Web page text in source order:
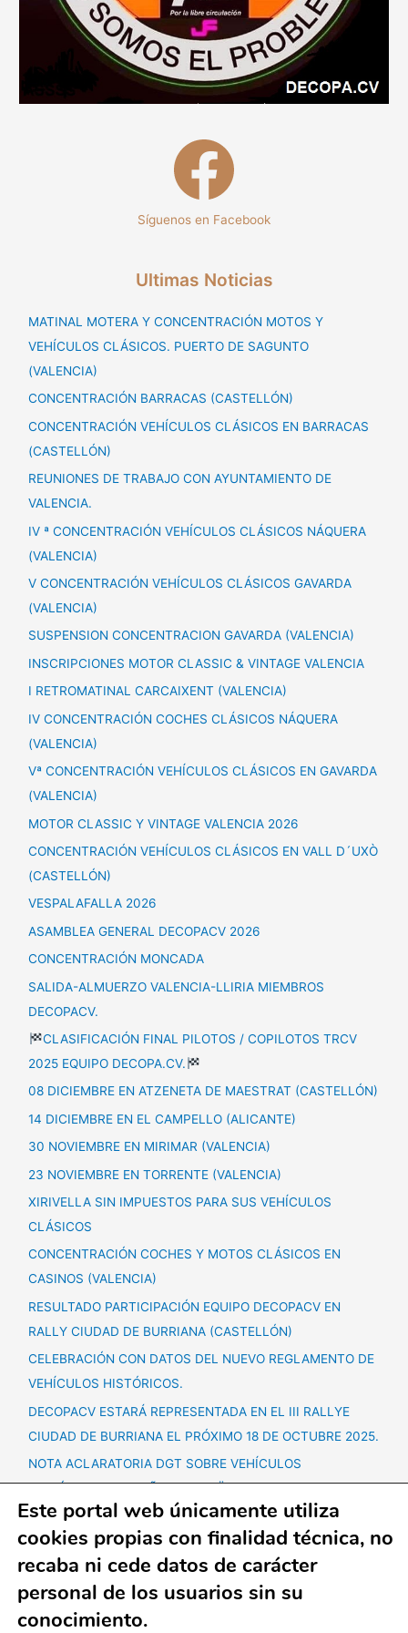
Síguenos en Facebook
Ultimas Noticias
MATINAL MOTERA Y CONCENTRACIÓN MOTOS Y
VEHÍCULOS CLÁSICOS. PUERTO DE SAGUNTO
(VALENCIA)
CONCENTRACIÓN BARRACAS (CASTELLÓN)
CONCENTRACIÓN VEHÍCULOS CLÁSICOS EN BARRACAS
(CASTELLÓN)
REUNIONES DE TRABAJO CON AYUNTAMIENTO DE
VALENCIA.
IV ª CONCENTRACIÓN VEHÍCULOS CLÁSICOS NÁQUERA
(VALENCIA)
V CONCENTRACIÓN VEHÍCULOS CLÁSICOS GAVARDA
(VALENCIA)
SUSPENSION CONCENTRACION GAVARDA (VALENCIA)
INSCRIPCIONES MOTOR CLASSIC & VINTAGE VALENCIA
I RETROMATINAL CARCAIXENT (VALENCIA)
IV CONCENTRACIÓN COCHES CLÁSICOS NÁQUERA
(VALENCIA)
Vª CONCENTRACIÓN VEHÍCULOS CLÁSICOS EN GAVARDA
(VALENCIA)
MOTOR CLASSIC Y VINTAGE VALENCIA 2026
CONCENTRACIÓN VEHÍCULOS CLÁSICOS EN VALL D´UXÒ
(CASTELLÓN)
VESPALAFALLA 2026
ASAMBLEA GENERAL DECOPACV 2026
CONCENTRACIÓN MONCADA
SALIDA-ALMUERZO VALENCIA-LLIRIA MIEMBROS
DECOPACV.
CLASIFICACIÓN FINAL PILOTOS / COPILOTOS TRCV
2025 EQUIPO DECOPA.CV.
08 DICIEMBRE EN ATZENETA DE MAESTRAT (CASTELLÓN)
14 DICIEMBRE EN EL CAMPELLO (ALICANTE)
30 NOVIEMBRE EN MIRIMAR (VALENCIA)
23 NOVIEMBRE EN TORRENTE (VALENCIA)
XIRIVELLA SIN IMPUESTOS PARA SUS VEHÍCULOS
CLÁSICOS
CONCENTRACIÓN COCHES Y MOTOS CLÁSICOS EN
CASINOS (VALENCIA)
RESULTADO PARTICIPACIÓN EQUIPO DECOPACV EN
RALLY CIUDAD DE BURRIANA (CASTELLÓN)
CELEBRACIÓN CON DATOS DEL NUEVO REGLAMENTO DE
VEHÍCULOS HISTÓRICOS.
DECOPACV ESTARÁ REPRESENTADA EN EL III RALLYE
CIUDAD DE BURRIANA EL PRÓXIMO 18 DE OCTUBRE 2025.
NOTA ACLARATORIA DGT SOBRE VEHÍCULOS
HISTÓRICOS + 60 AÑOS ANTIGÜEDAD.
CONCENTRACIÓN VEHÍCULOS CLÁSICOS SÁBADO 25
OCTUBRE EN LLIRIA.
CONCENTRACIONES SEPTIEMBRE
Este portal web únicamente utiliza
cookies propias con finalidad técnica, no
recaba ni cede datos de carácter
personal de los usuarios sin su
conocimiento.